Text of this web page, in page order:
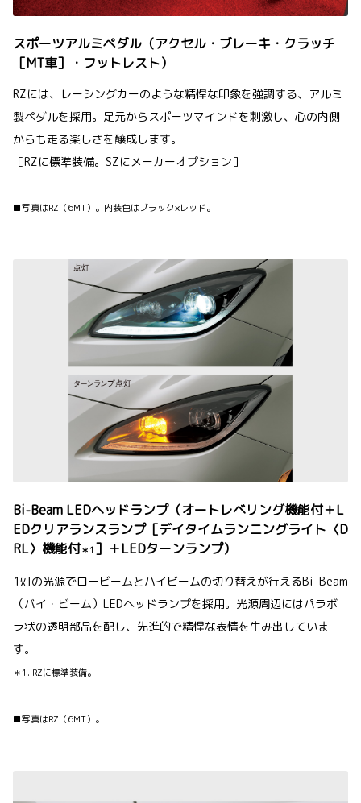
スポーツアルミペダル（アクセル・ブレーキ・クラッチ
［MT車］・フットレスト）
RZには、レーシングカーのような精悍な印象を強調する、アルミ
製ペダルを採用。足元からスポーツマインドを刺激し、心の内側
からも走る楽しさを醸成します。
［RZに標準装備。SZにメーカーオプション］
■写真はRZ（6MT）。内装色はブラック×レッド。
Bi-Beam LEDヘッドランプ（オートレベリング機能付＋L
EDクリアランスランプ［デイタイムランニングライト〈D
RL〉機能付＊1］＋LEDターンランプ）
1灯の光源でロービームとハイビームの切り替えが行えるBi-Beam
（バイ・ビーム）LEDヘッドランプを採用。光源周辺にはパラボ
ラ状の透明部品を配し、先進的で精悍な表情を生み出していま
す。
＊1. RZに標準装備。
■写真はRZ（6MT）。